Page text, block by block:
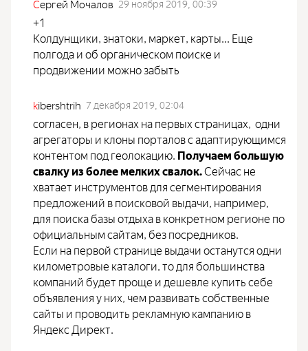
29 ноября 2019, 00:39
+1
Колдунщики, знатоки, маркет, карты... Еще
полгода и об органическом поиске и
продвижении можно забыть
kibershtrih 7 декабря 2019, 02:04
согласен, в регионах на первых страницах, одни
агрегаторы и клоны порталов с адаптирующимся
контентом под геолокацию. Получаем большую
свалку из более мелких свалок.Сейчас не
хватает инструментов для сегментирования
предложений в поисковой выдачи, например,
для поиска базы отдыха в конкретном регионе по
официальным сайтам, без посредников.
Если на первой странице выдачи останутся одни
километровые каталоги, то для большинства
компаний будет проще и дешевле купить себе
объявления у них, чем развивать собственные
сайты и проводить рекламную кампанию в
Яндекс Директ.